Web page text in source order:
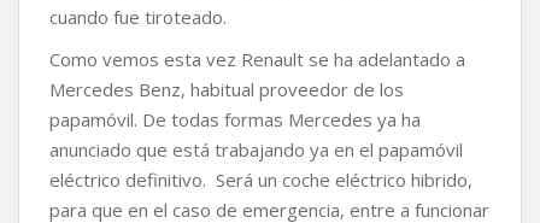
cuando fue tiroteado.
Como vemos esta vez Renault se ha adelantado a
Mercedes Benz, habitual proveedor de los
papamóvil. De todas formas Mercedes ya ha
anunciado que está trabajando ya en el papamóvil
eléctrico definitivo. Será un coche eléctrico hibrido,
para que en el caso de emergencia, entre a funcionar